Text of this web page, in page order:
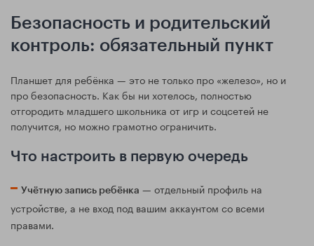
Безопасность и родительский
контроль: обязательный пункт
Планшет для ребёнка — это не только про «железо», но и
про безопасность. Как бы ни хотелось, полностью
отгородить младшего школьника от игр и соцсетей не
получится, но можно грамотно ограничить.
Что настроить в первую очередь
Учётную запись ребёнка — отдельный профиль на
устройстве, а не вход под вашим аккаунтом со всеми
правами.